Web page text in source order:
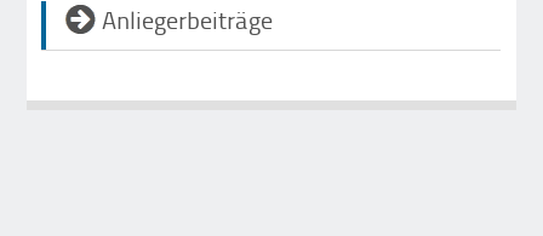
Anliegerbeiträge